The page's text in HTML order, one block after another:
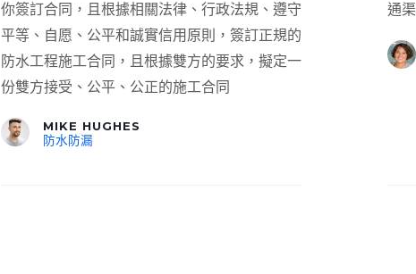
你簽訂合同，且根據相關法律、行政法規、遵守
平等、自愿、公平和誠實信用原則，簽訂正規的
防水工程施工合同，且根據雙方的要求，擬定一
份雙方接受、公平、公正的施工合同
MIKE HUGHES
防水防漏
通